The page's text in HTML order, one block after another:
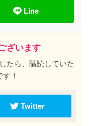
Line
ざいます
たら、購読していた
！
Twitter